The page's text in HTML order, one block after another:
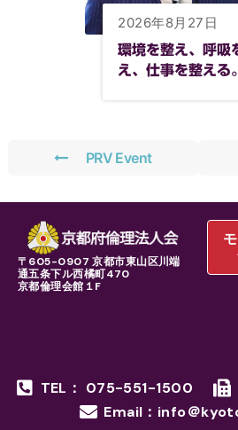
2026年8月27日
環境を整え、呼吸
え、仕事を整える。
PRV Event
〒605-0907 京都市東山区川端
通五条下ル西橘町470
京都倫理会館１F
TEL： 075-551-1500
Email：info＠